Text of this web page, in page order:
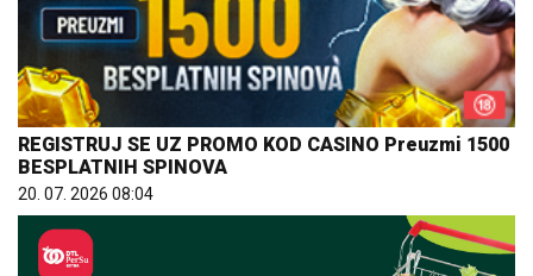
REGISTRUJ SE UZ PROMO KOD CASINO Preuzmi 1500
BESPLATNIH SPINOVA
20. 07. 2026 08:04